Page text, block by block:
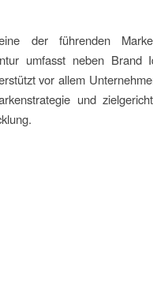
der führenden
umfasst neben
vor allem
und